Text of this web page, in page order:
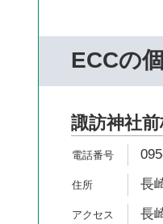
ECCの
諏訪神社
長
長